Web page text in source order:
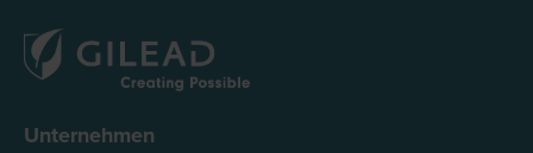
Unternehmen